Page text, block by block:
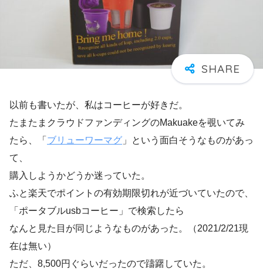
以前も書いたが、私はコーヒーが好きだ。
たまたまクラウドファンディングのMakuakeを覗いてみ
たら、「 ブリューワーマグ 」という面白そうなものがあっ
て、
購入しようかどうか迷っていた。
ふと楽天でポイントの有効期限切れが近づいていたので、
「ポータブルusbコーヒー」で検索したら
なんと見た目が同じようなものがあった。（2021/2/21現
在は無い）
ただ、8,500円ぐらいだったので躊躇していた。